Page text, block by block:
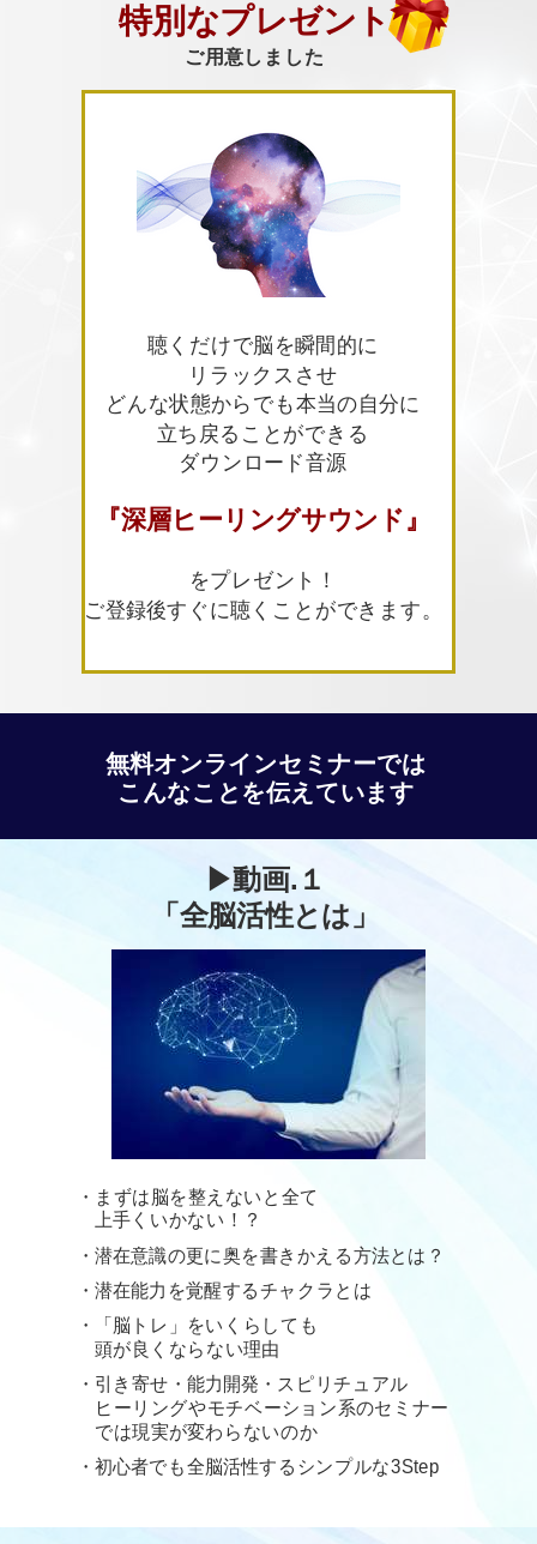
特別なプレゼント
ご用意しました
聴くだけで脳を瞬間的に
リラックスさせ
どんな状態からでも本当の自分に
立ち戻ることができる
ダウンロード音源
『深層ヒーリングサウンド』
をプレゼント！
ご登録後すぐに聴くことができます。
無料オンラインセミナーでは
こんなことを伝えています
▶︎動画.１
「全脳活性とは」
・まずは脳を整えないと全て
上手くいかない！？
・潜在意識の更に奥を書きかえる方法とは？
・潜在能力を覚醒するチャクラとは
・「脳トレ」をいくらしても
頭が良くならない理由
・引き寄せ・能力開発・スピリチュアル
ヒーリングやモチベーション系のセミナー
では現実が変わらないのか
・初心者でも全脳活性するシンプルな3Step